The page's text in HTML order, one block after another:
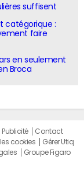
suffisent
catégorique :
faire
en seulement
Broca
Publicité
Contact
cookies
Gérer Utiq
Groupe Figaro